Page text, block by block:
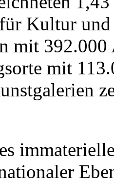
Kultur und
mit
mit